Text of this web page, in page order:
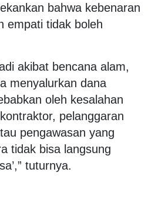
bahwa kebenaran
empati tidak boleh
akibat bencana alam,
menyalurkan dana
oleh kesalahan
pelanggaran
pengawasan yang
tidak bisa langsung
tuturnya.